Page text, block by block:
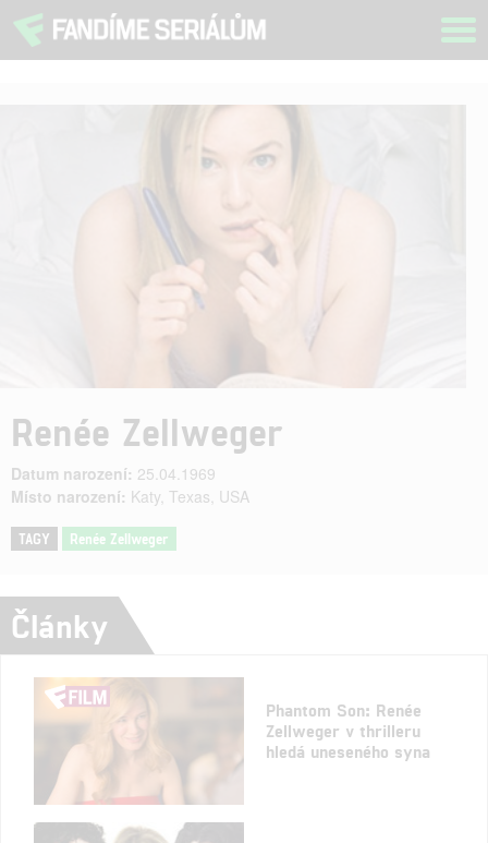
Renée Zellweger
Datum narození: 25.04.1969
Místo narození: Katy, Texas, USA
TAGY Renée Zellweger
Články
Phantom Son: Renée
Zellweger v thrilleru
hledá uneseného syna